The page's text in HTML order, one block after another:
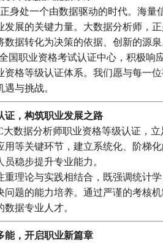
身处一个由数据驱动的时代。海量
发展的关键力量。大数据分析师，
数据转化为决策的依据、创新的源泉
国职业资格考试认证中心，积极响
资格等级认证体系。我们愿与每一
遇与挑战。
证，构筑职业发展之路
大数据分析师职业资格等级认证，
用等关键环节，建立系统化、阶梯
员稳步提升专业能力。
重理论与实践相结合，既强调统计
问题的能力培养。通过严谨的考核
数据专业人才。
能，开启职业新篇章